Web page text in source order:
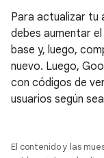
Para actualizar tu
debes aumentar
base y, luego,
nuevo. Luego,
con códigos de
usuarios según
El contenido y las